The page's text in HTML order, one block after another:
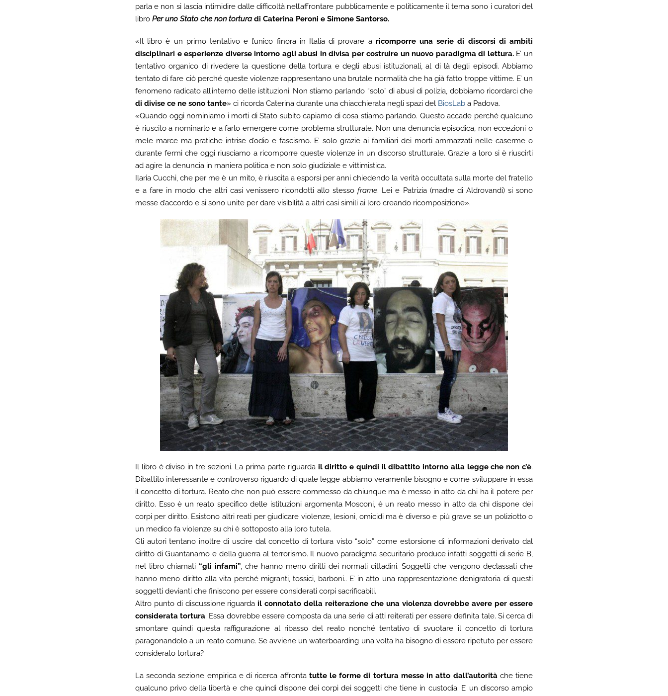
parla e non si lascia intimidire dalle difficoltà nell’affrontare pubblicamente e politicamente il tema sono i curatori del
libro Per uno Stato che non torturadi Caterina Peroni e Simone Santorso.
«Il libro è un primo tentativo e l’unico finora in Italia di provare a ricomporre una serie di discorsi di ambiti
disciplinari e esperienze diverse intorno agli abusi in divisa per costruire un nuovo paradigma di lettura.E’ un
tentativo organico di rivedere la questione della tortura e degli abusi istituzionali, al di là degli episodi. Abbiamo
tentato di fare ciò perché queste violenze rappresentano una brutale normalità che ha già fatto troppe vittime. E’ un
fenomeno radicato all’interno delle istituzioni. Non stiamo parlando “solo” di abusi di polizia, dobbiamo ricordarci che
di divise ce ne sono tante» ci ricorda Caterina durante una chiacchierata negli spazi del BiosLab a Padova.
«Quando oggi nominiamo i morti di Stato subito capiamo di cosa stiamo parlando. Questo accade perché qualcuno
è riuscito a nominarlo e a farlo emergere come problema strutturale. Non una denuncia episodica, non eccezioni o
mele marce ma pratiche intrise d’odio e fascismo. E’ solo grazie ai familiari dei morti ammazzati nelle caserme o
durante fermi che oggi riusciamo a ricomporre queste violenze in un discorso strutturale. Grazie a loro si è riuscirti
ad agire la denuncia in maniera politica e non solo giudiziale e vittimistica.
Ilaria Cucchi, che per me è un mito, è riuscita a esporsi per anni chiedendo la verità occultata sulla morte del fratello
e a fare in modo che altri casi venissero ricondotti allo stessoframe. Lei e Patrizia (madre di Aldrovandi) si sono
messe d’accordo e si sono unite per dare visibilità a altri casi simili ai loro creando ricomposizione».
Il libro è diviso in tre sezioni. La prima parte riguarda il diritto e quindi il dibattito intorno alla legge che non c’è.
Dibattito interessante e controverso riguardo di quale legge abbiamo veramente bisogno e come sviluppare in essa
il concetto di tortura. Reato che non può essere commesso da chiunque ma è messo in atto da chi ha il potere per
diritto. Esso è un reato specifico delle istituzioni argomenta Mosconi, è un reato messo in atto da chi dispone dei
corpi per diritto. Esistono altri reati per giudicare violenze, lesioni, omicidi ma è diverso e più grave se un poliziotto o
un medico fa violenze su chi è sottoposto alla loro tutela.
Gli autori tentano inoltre di uscire dal concetto di tortura visto “solo” come estorsione di informazioni derivato dal
diritto di Guantanamo e della guerra al terrorismo. Il nuovo paradigma securitario produce infatti soggetti di serie B,
nel libro chiamati “gli infami” , che hanno meno diritti dei normali cittadini. Soggetti che vengono declassati che
hanno meno diritto alla vita perché migranti, tossici, barboni.. E’ in atto una rappresentazione denigratoria di questi
soggetti devianti che finiscono per essere considerati corpi sacrificabili.
Altro punto di discussione riguarda il connotato della reiterazione che una violenza dovrebbe avere per essere
considerata tortura. Essa dovrebbe essere composta da una serie di atti reiterati per essere definita tale. Si cerca di
smontare quindi questa raffigurazione al ribasso del reato nonché tentativo di svuotare il concetto di tortura
paragonandolo a un reato comune. Se avviene un waterboarding una volta ha bisogno di essere ripetuto per essere
considerato tortura?
La seconda sezione empirica e di ricerca affronta tutte le forme di tortura messe in atto dall’autorità che tiene
qualcuno privo della libertà e che quindi dispone dei corpi dei soggetti che tiene in custodia. E’ un discorso ampio